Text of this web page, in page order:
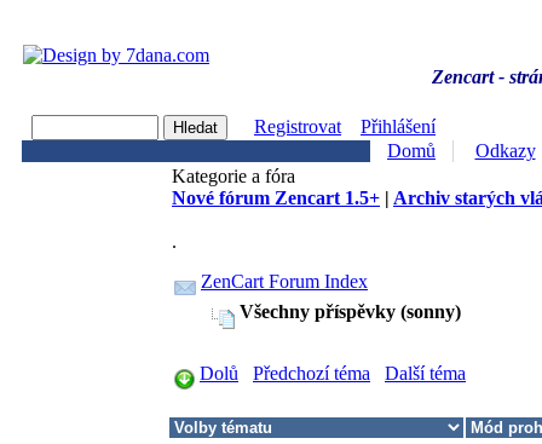
Zencart -
Registrovat
Přihlášení
Domů
Odkazy
Kategorie a fóra
Nové fórum Zencart 1.5+ | Archiv starých
.
ZenCart Forum Index
Všechny příspěvky (sonny)
Dolů Předchozí téma Další téma